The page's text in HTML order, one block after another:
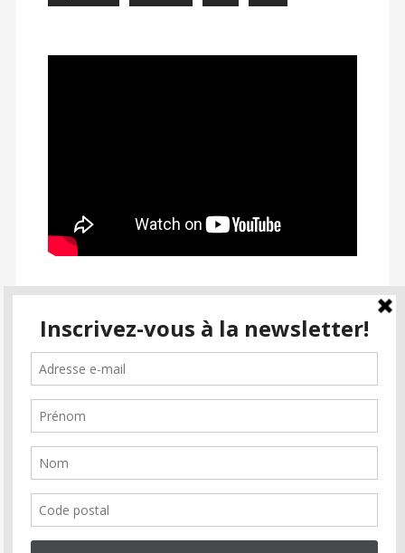
SUIVEZ PASSION CINÉMA
facebookinstagramemail-
alt2
Inscrivez-vous à la newsletter
Soutenez Passion Cinéma
Faire un don
Association
Partenaires